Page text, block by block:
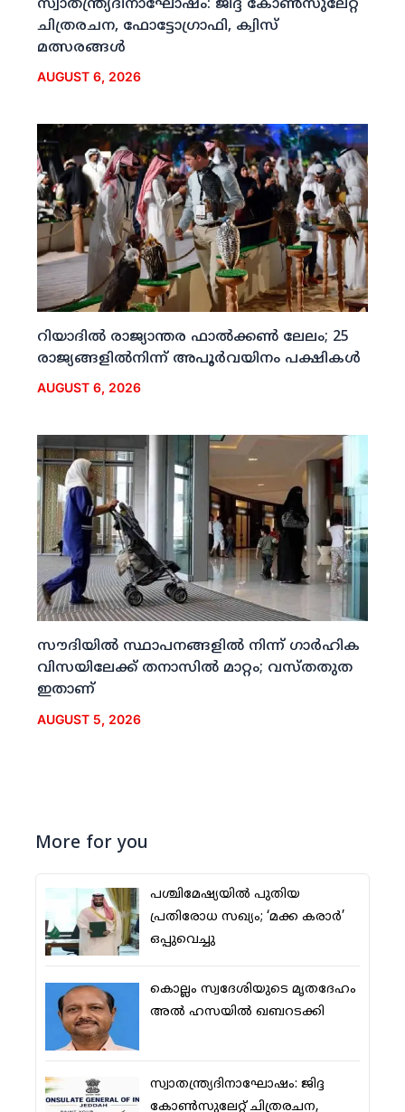
സ്വാതന്ത്ര്യദിനാഘോഷം: ജിദ്ദ കോണ്‍സുലേറ്റ്
ചിത്രരചന, ഫോട്ടോഗ്രാഫി, ക്വിസ്
മത്സരങ്ങള്‍
AUGUST 6, 2026
റിയാദില്‍ രാജ്യാന്തര ഫാല്‍ക്കണ്‍ ലേലം; 25
രാജ്യങ്ങളില്‍നിന്ന് അപൂര്‍വയിനം പക്ഷികള്‍
AUGUST 6, 2026
സൗദിയില്‍ സ്ഥാപനങ്ങളില്‍ നിന്ന് ഗാര്‍ഹിക
വിസയിലേക്ക് തനാസില്‍ മാറ്റം; വസ്തതുത
ഇതാണ്
AUGUST 5, 2026
More for you
പശ്ചിമേഷ്യയില്‍ പുതിയ
പ്രതിരോധ സഖ്യം; ‘മക്ക കരാര്‍’
ഒപ്പുവെച്ചു
കൊല്ലം സ്വദേശിയുടെ മൃതദേഹം
അല്‍ ഹസയില്‍ ഖബറടക്കി
സ്വാതന്ത്ര്യദിനാഘോഷം: ജിദ്ദ
കോണ്‍സുലേറ്റ് ചിത്രരചന,